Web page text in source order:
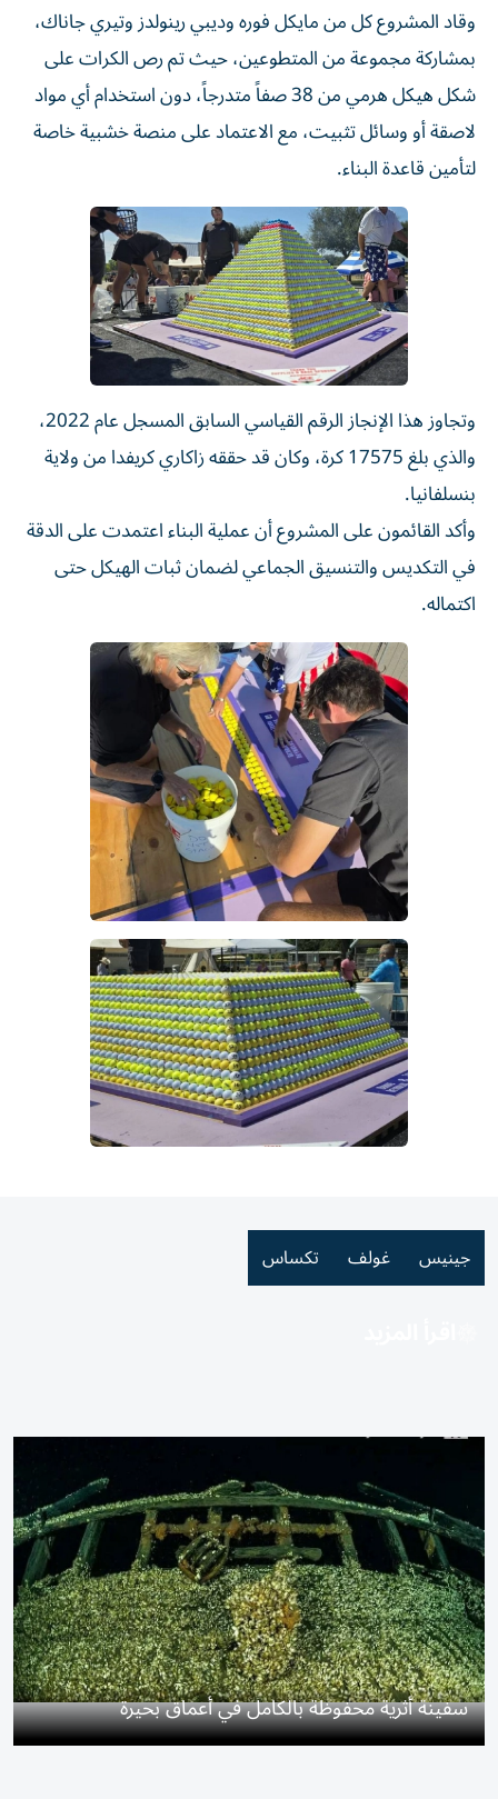
وقاد المشروع كل من مايكل فوره وديبي رينولدز وتيري جاناك،
بمشاركة مجموعة من المتطوعين، حيث تم رص الكرات على
شكل هيكل هرمي من 38 صفاً متدرجاً، دون استخدام أي مواد
لاصقة أو وسائل تثبيت، مع الاعتماد على منصة خشبية خاصة
لتأمين قاعدة البناء.
وتجاوز هذا الإنجاز الرقم القياسي السابق المسجل عام 2022،
والذي بلغ 17575 كرة، وكان قد حققه زاكاري كريفدا من ولاية
بنسلفانيا.
وأكد القائمون على المشروع أن عملية البناء اعتمدت على الدقة
في التكديس والتنسيق الجماعي لضمان ثبات الهيكل حتى
اكتماله.
جينيس غولف تكساس
سفينة أثرية محفوظة بالكامل في أعماق بحيرة